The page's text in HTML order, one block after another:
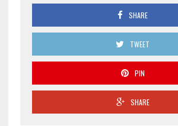
SHARE
TWEET
PIN
SHARE